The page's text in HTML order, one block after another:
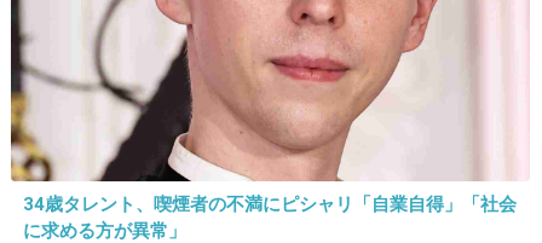
大人になった今もフリフリやリボンは苦手で
す。
+64
34歳タレント、喫煙者の不満にピシャリ「自業自得」「社会
に求める方が異常」